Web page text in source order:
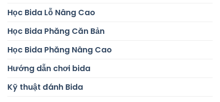
Học Bida Lỗ Nâng Cao
Học Bida Phăng Căn Bản
Học Bida Phăng Nâng Cao
Hướng dẫn chơi bida
Kỹ thuật đánh Bida